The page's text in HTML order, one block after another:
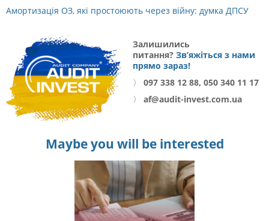
Амортизація ОЗ, які простоюють через війну: думка ДПСУ
Залишились
питання? Зв’яжіться з нами
прямо зараз!
〉
097 338 12 88, 050 340 11 17
〉
af@audit-invest.com.ua
Maybe you will be interested